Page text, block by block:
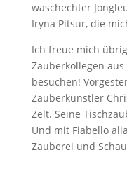
waschechter
Iryna Pitsur, die
Ich freue mich
Zauberkollegen
besuchen!
Zauberkünstler
Zelt. Seine
Und mit Fiabello
Zauberei und